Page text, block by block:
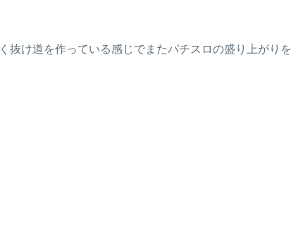
抜け道を作っている感じでまたパチスロの盛り上がりを